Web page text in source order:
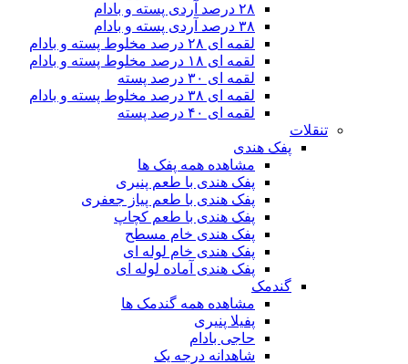
۲۸ درصد آردی پسته و بادام
۳۸ درصد آردی پسته و بادام
لقمه ای ۲۸ درصد مخلوط پسته و بادام
لقمه ای ۱۸ درصد مخلوط پسته و بادام
لقمه ای ۳۰ درصد پسته
لقمه ای ۳۸ درصد مخلوط پسته و بادام
لقمه ای ۴۰ درصد پسته
تنقلات
پفک هندی
مشاهده همه پفک ها
پفک هندی با طعم پنیری
پفک هندی با طعم پیاز جعفری
پفک هندی با طعم کچاپ
پفک هندی خام مسطح
پفک هندی خام لوله ای
پفک هندی آماده لوله ای
گندمک
مشاهده همه گندمک ها
پفیلا پنیری
حاجی بادام
شاهدانه درجه یک